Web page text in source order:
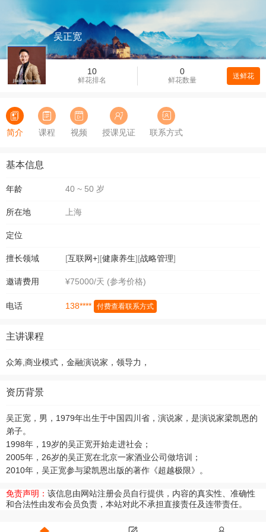
10
鲜花排名
0
鲜花数量 送鲜花
吴正宽
简介 课程 视频 授课见证 联系方式
基本信息
年龄 40 ~ 50 岁
所在地 上海
定位
擅长领域 [互联网+][健康养生][战略管理]
邀请费用 ¥75000/天 (参考价格)
电话 138**** 付费查看联系方式
主讲课程
众筹,商业模式，金融演说家，领导力，
资历背景
吴正宽，男，1979年出生于中国四川省，演说家，是演说家梁凯恩的
弟子。
1998年，19岁的吴正宽开始走进社会；
2005年，26岁的吴正宽在北京一家酒业公司做培训；
2010年，吴正宽参与梁凯恩出版的著作《超越极限》。
免责声明： 该信息由网站注册会员自行提供，内容的真实性、准确性
和合法性由发布会员负责，本站对此不承担直接责任及连带责任。